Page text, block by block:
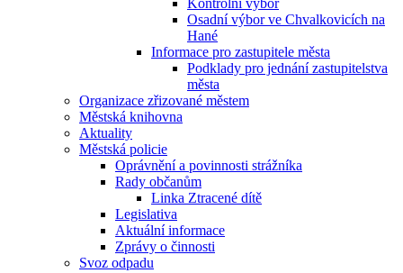
Kontrolní výbor
Osadní výbor ve Chvalkovicích na
Hané
Informace pro zastupitele města
Podklady pro jednání zastupitelstva
města
Organizace zřizované městem
Městská knihovna
Aktuality
Městská policie
Oprávnění a povinnosti strážníka
Rady občanům
Linka Ztracené dítě
Legislativa
Aktuální informace
Zprávy o činnosti
Svoz odpadu